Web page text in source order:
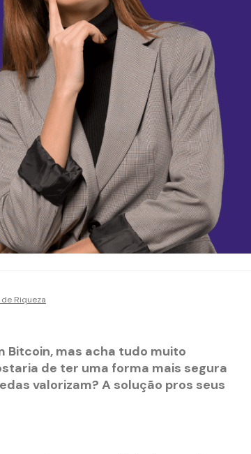
Riqueza
Bitcoin, mas acha tudo muito
de ter uma forma mais segura
valorizam? A solução pros seus